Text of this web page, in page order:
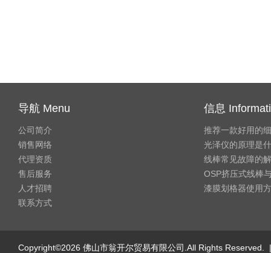
导航 Menu
公司简介
销售网络
代理资质
售后服务
人才招聘
联系方式
信息
推荐一款好用的
光泽仪的原理是
线棒常见故障的
OSP挤压式线棒
漆膜划格器使用
Copyright©2026 佛山市翁开尔贸易有限公司.All Rights Reserved. |